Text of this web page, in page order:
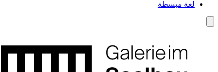
لغة مبسطة